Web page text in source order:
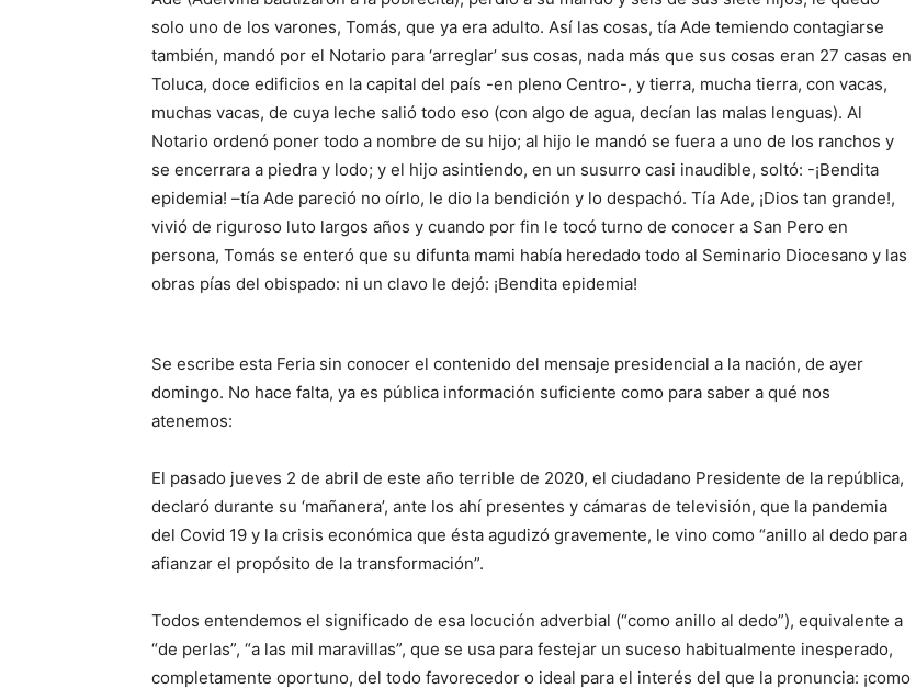
solo uno de los varones, Tomás, que ya era adulto. Así las cosas, tía Ade temiendo contagiarse
también, mandó por el Notario para ‘arreglar’ sus cosas, nada más que sus cosas eran 27 casas en
Toluca, doce edificios en la capital del país -en pleno Centro-, y tierra, mucha tierra, con vacas,
muchas vacas, de cuya leche salió todo eso (con algo de agua, decían las malas lenguas). Al
Notario ordenó poner todo a nombre de su hijo; al hijo le mandó se fuera a uno de los ranchos y
se encerrara a piedra y lodo; y el hijo asintiendo, en un susurro casi inaudible, soltó: -¡Bendita
epidemia! –tía Ade pareció no oírlo, le dio la bendición y lo despachó. Tía Ade, ¡Dios tan grande!,
vivió de riguroso luto largos años y cuando por fin le tocó turno de conocer a San Pero en
persona, Tomás se enteró que su difunta mami había heredado todo al Seminario Diocesano y las
obras pías del obispado: ni un clavo le dejó: ¡Bendita epidemia!
Se escribe esta Feria sin conocer el contenido del mensaje presidencial a la nación, de ayer
domingo. No hace falta, ya es pública información suficiente como para saber a qué nos
atenemos:
El pasado jueves 2 de abril de este año terrible de 2020, el ciudadano Presidente de la república,
declaró durante su ‘mañanera’, ante los ahí presentes y cámaras de televisión, que la pandemia
del Covid 19 y la crisis económica que ésta agudizó gravemente, le vino como “anillo al dedo para
afianzar el propósito de la transformación”.
Todos entendemos el significado de esa locución adverbial (“como anillo al dedo”), equivalente a
“de perlas”, “a las mil maravillas”, que se usa para festejar un suceso habitualmente inesperado,
completamente oportuno, del todo favorecedor o ideal para el interés del que la pronuncia: ¡como